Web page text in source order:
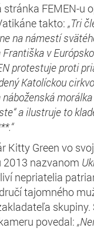
FEMEN-u
takto: „Tri
na námestí
v
protestujeproti
ýKatolíckoucirkv
náboženskámorálk
ailustruje to
Kitty Green vo
2013 nazvanom
nepriatelia
tajomného
povedal: